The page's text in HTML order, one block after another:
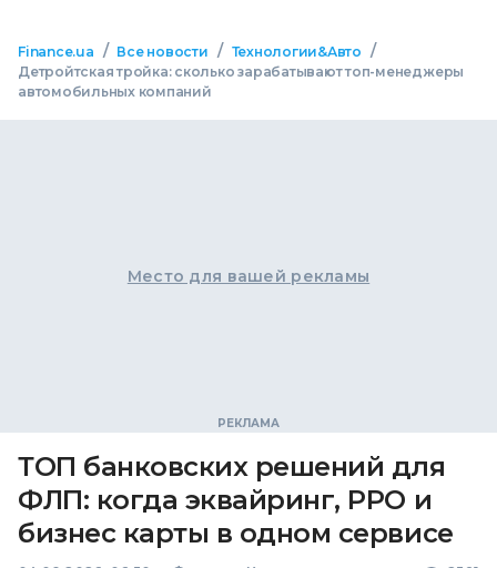
Finance.ua / Все новости / Технологии&Авто /
Детройтская тройка: сколько зарабатывают топ-менеджеры
автомобильных компаний
Место для вашей рекламы
ТОП банковских решений для
ФЛП: когда эквайринг, РРО и
бизнес карты в одном сервисе